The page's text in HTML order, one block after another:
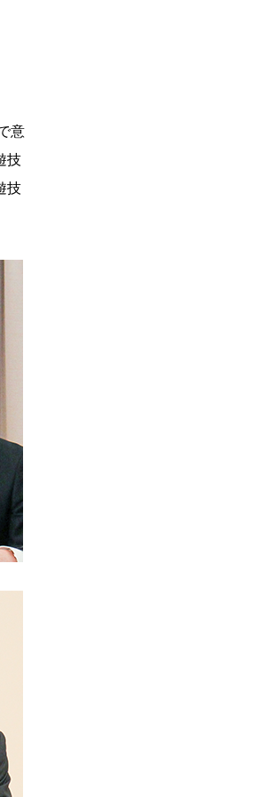
意
技
技